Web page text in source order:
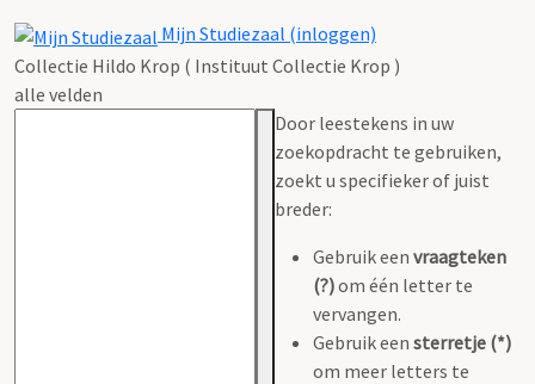
Mijn Studiezaal (inloggen)
Collectie Hildo Krop ( Instituut Collectie Krop )
alle velden
Door leestekens in uw
zoekopdracht te gebruiken,
zoekt u specifieker of juist
breder:
Gebruik een vraagteken
(?)om één letter te
vervangen.
Gebruik een sterretje (*)
om meer letters te